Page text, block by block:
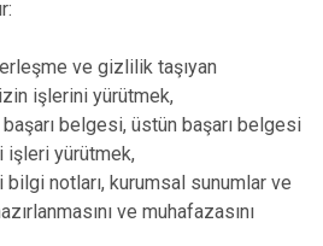
ve gizlilik taşıyan
işlerini yürütmek,
belgesi, üstün başarı belgesi
yürütmek,
notları, kurumsal sunumlar ve
ve muhafazasını